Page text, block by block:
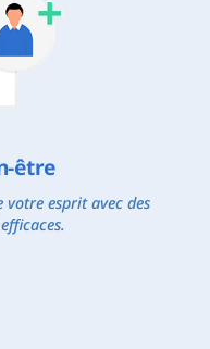
être
votre esprit avec des